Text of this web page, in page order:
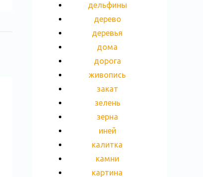
дельфины
дерево
деревья
дома
дорога
живопись
закат
зелень
зерна
иней
калитка
камни
картина